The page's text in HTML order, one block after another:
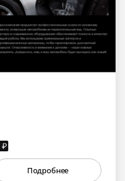
₽
Подробнее